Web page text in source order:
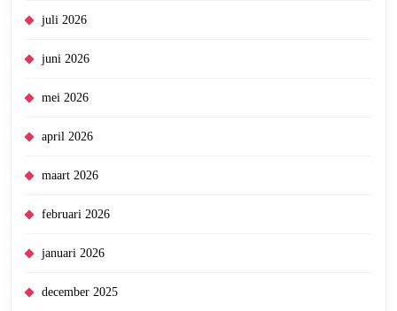
juli 2026
juni 2026
mei 2026
april 2026
maart 2026
februari 2026
januari 2026
december 2025